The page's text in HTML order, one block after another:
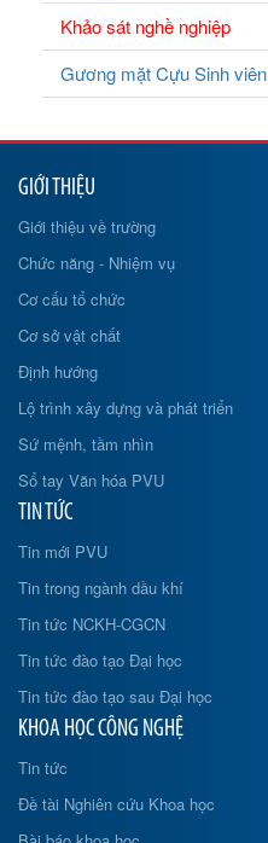
Khảo sát nghề nghiệp
Gương mặt Cựu Sinh viên
GIỚI THIỆU
Giới thiệu về trường
Chức năng - Nhiệm vụ
Cơ cấu tổ chức
Cơ sở vật chất
Định hướng
Lộ trình xây dựng và phát triển
Sứ mệnh, tầm nhìn
Sổ tay Văn hóa PVU
TIN TỨC
Tin mới PVU
Tin trong ngành dầu khí
Tin tức NCKH-CGCN
Tin tức đào tạo Đại học
Tin tức đào tạo sau Đại học
KHOA HỌC CÔNG NGHỆ
Tin tức
Đề tài Nghiên cứu Khoa học